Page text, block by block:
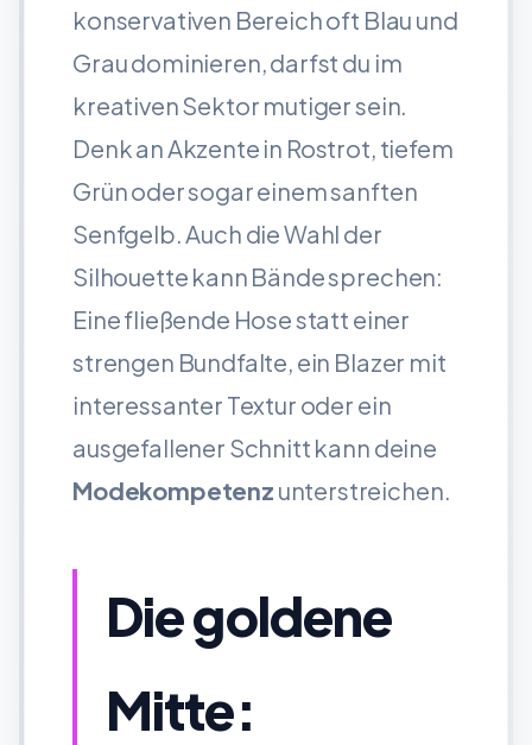
konservativen Bereich oft Blau und
Grau dominieren, darfst du im
kreativen Sektor mutiger sein.
Denk an Akzente in Rostrot, tiefem
Grün oder sogar einem sanften
Senfgelb. Auch die Wahl der
Silhouette kann Bände sprechen:
Eine fließende Hose statt einer
strengen Bundfalte, ein Blazer mit
interessanter Textur oder ein
ausgefallener Schnitt kann deine
Modekompetenz unterstreichen.
Die goldene
Mitte: